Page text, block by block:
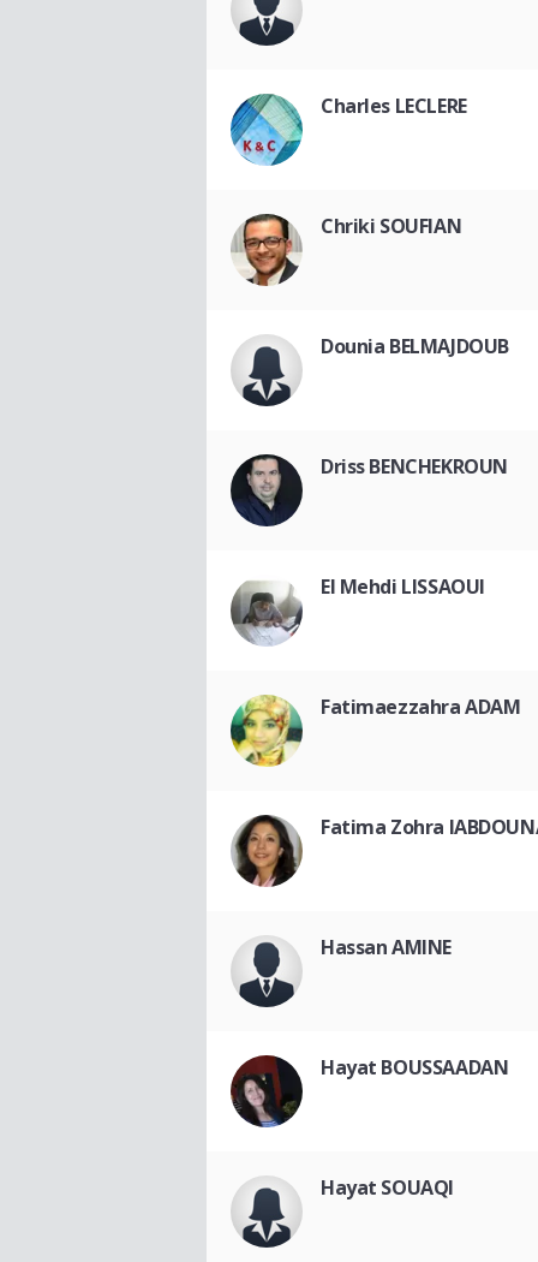
Charles LECLERE
Chriki SOUFIAN
Dounia BELMAJDOUB
Driss BENCHEKROUN
El Mehdi LISSAOUI
Fatimaezzahra ADAM
Fatima Zohra
Hassan AMINE
Hayat BOUSSAADAN
Hayat SOUAQI